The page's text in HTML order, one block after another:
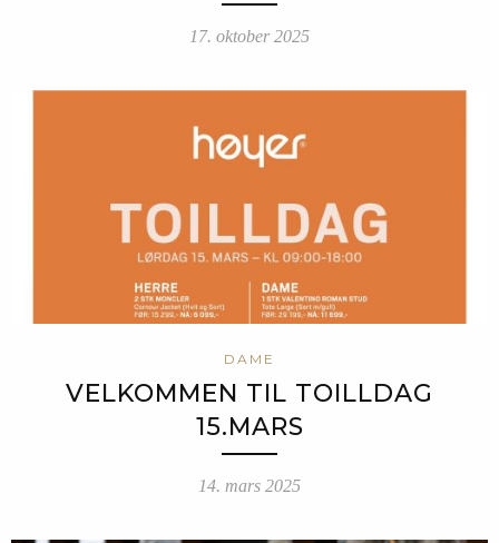
17. oktober 2025
DAME
VELKOMMEN TIL TOILLDAG
15.MARS
14. mars 2025